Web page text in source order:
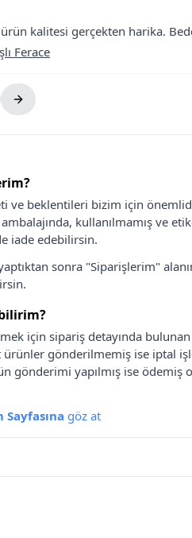
kalitesi gerçekten harika.
Ferace
ve beklentileri bizim için
kullanılmamış ve
iade edebilirsin.
sonra "Siparişlerim"
için sipariş detayında
gönderilmemiş ise iptal
gönderimi yapılmış ise
Sayfasına göz at